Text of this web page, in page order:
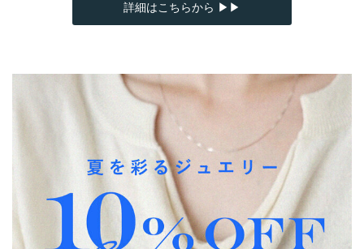
詳細はこちらから ▶▶